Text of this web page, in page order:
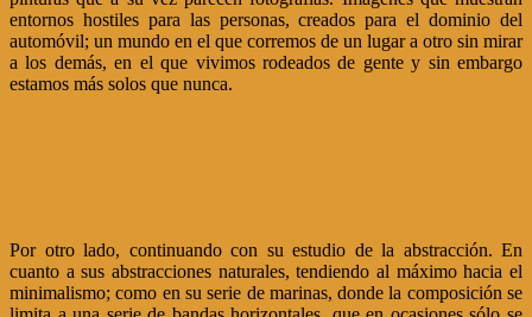
entornos hostiles para las personas, creados para el dominio del
automóvil; un mundo en el que corremos de un lugar a otro sin mirar
a los demás, en el que vivimos rodeados de gente y sin embargo
estamos más solos que nunca.
Por otro lado, continuando con su estudio de la abstracción. En
cuanto a sus abstracciones naturales, tendiendo al máximo hacia el
minimalismo; como en su serie de marinas, donde la composición se